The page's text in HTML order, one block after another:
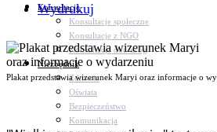
Konsultacje
Konsultacje społeczne
Konsultacje z NGO
Konsultacje dot. dróg
Niezbędnik
Zdrowie
Oświata
Bezpieczeństwo
Komunikacja
Wydrukuj
Plakat przedstawia wizerunek Maryi oraz informacje o